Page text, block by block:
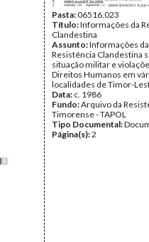
I
Pasta:06516.023
Título:Informações da
Clandestina
Assunto:Informações da
Resistência Clandestina
situação militar e
Direitos Humanos em
localidades de Timor-
Data: c. 1986
Fundo:Arquivo da
Timorense - TAPOL
Tipo Documental:
Página(s):2